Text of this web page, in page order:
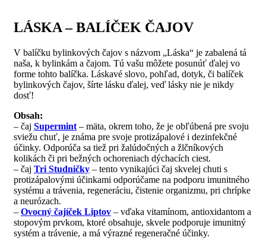
LÁSKA – BALÍČEK ČAJOV
V balíčku bylinkových čajov s názvom „Láska“ je zabalená tá
naša, k bylinkám a čajom. Tú vašu môžete posunúť ďalej vo
forme tohto balíčka. Láskavé slovo, pohľad, dotyk, či balíček
bylinkových čajov, šírte lásku ďalej, veď lásky nie je nikdy
dosť!
Obsah:
– čaj Supermint – mäta, okrem toho, že je obľúbená pre svoju
sviežu chuť, je známa pre svoje protizápalové i dezinfekčné
účinky. Odporúča sa tiež pri žalúdočných a žlčníkových
kolikách či pri bežných ochoreniach dýchacích ciest.
– čaj Tri Studničky – tento vynikajúci čaj skvelej chuti s
protizápalovými účinkami odporúčame na podporu imunitného
systému a trávenia, regeneráciu, čistenie organizmu, pri chrípke
a neurózach.
– Ovocný čajíček Liptov – vďaka vitamínom, antioxidantom a
stopovým prvkom, ktoré obsahuje, skvele podporuje imunitný
systém a trávenie, a má výrazné regeneračné účinky.